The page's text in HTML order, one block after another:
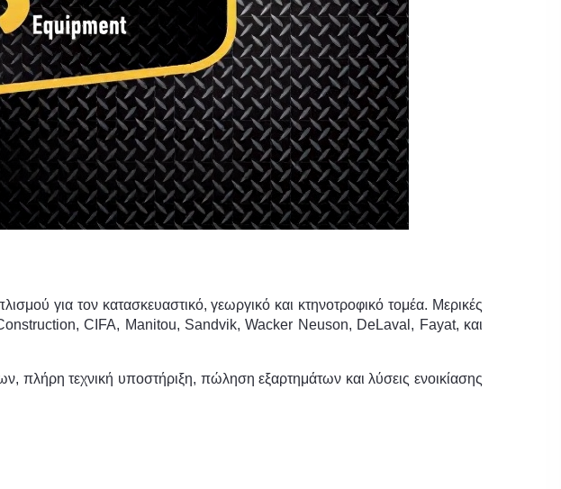
για τον κατασκευαστικό, γεωργικό και κτηνοτροφικό τομέα. Μερικές
CIFA, Manitou, Sandvik, Wacker Neuson, DeLaval, Fayat, και
πλήρη τεχνική υποστήριξη, πώληση εξαρτημάτων και λύσεις ενοικίασης